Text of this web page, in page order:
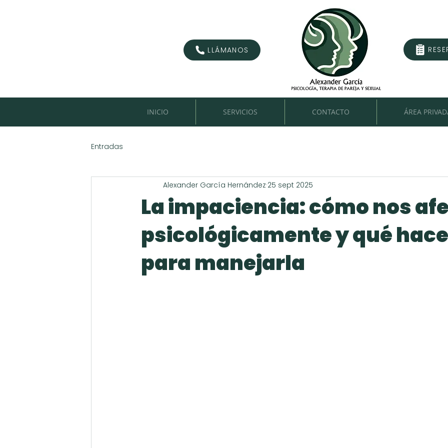
LLÁMANOS
INICIO SERVICIOS CONTACTO ÁREA
Entradas
La impaciencia: cómo nos
psicológicamente y qué
para manejarla
Alexander García Hernández 25 sept 2025